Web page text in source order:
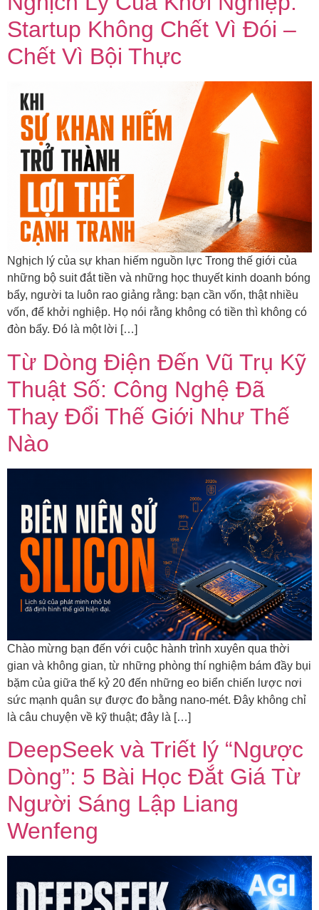
Startup Không Chết Vì Đói –
Chết Vì Bội Thực
Nghịch lý của sự khan hiếm nguồn lực Trong thế giới của
những bộ suit đắt tiền và những học thuyết kinh doanh bóng
bẩy, người ta luôn rao giảng rằng: bạn cần vốn, thật nhiều
vốn, để khởi nghiệp. Họ nói rằng không có tiền thì không có
đòn bẩy. Đó là một lời […]
Từ Dòng Điện Đến Vũ Trụ Kỹ
Thuật Số: Công Nghệ Đã
Thay Đổi Thế Giới Như Thế
Nào
Chào mừng bạn đến với cuộc hành trình xuyên qua thời
gian và không gian, từ những phòng thí nghiệm bám đầy bụi
bặm của giữa thế kỷ 20 đến những eo biển chiến lược nơi
sức mạnh quân sự được đo bằng nano-mét. Đây không chỉ
là câu chuyện về kỹ thuật; đây là […]
DeepSeek và Triết lý “Ngược
Dòng”: 5 Bài Học Đắt Giá Từ
Người Sáng Lập Liang
Wenfeng